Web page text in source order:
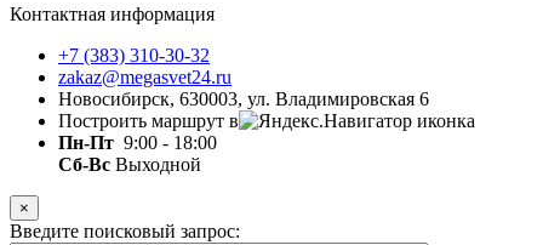
Контактная информация
+7 (383) 310-30-32
zakaz@megasvet24.ru
Новосибирск, 630003, ул. Владимировская 6
Построить маршрут в
Пн-Пт 9:00 - 18:00
Сб-Вс Выходной
×
Введите поисковый запрос: